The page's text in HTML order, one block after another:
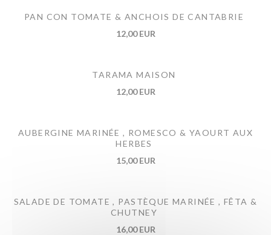
PAN CON TOMATE & ANCHOIS DE CANTABRIE
12,00 EUR
TARAMA MAISON
12,00 EUR
AUBERGINE MARINÉE , ROMESCO & YAOURT AUX
HERBES
15,00 EUR
SALADE DE TOMATE , PASTÈQUE MARINÉE , FÊTA &
CHUTNEY
16,00 EUR